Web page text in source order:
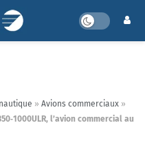
» Avions commerciaux »
l’avion commercial au